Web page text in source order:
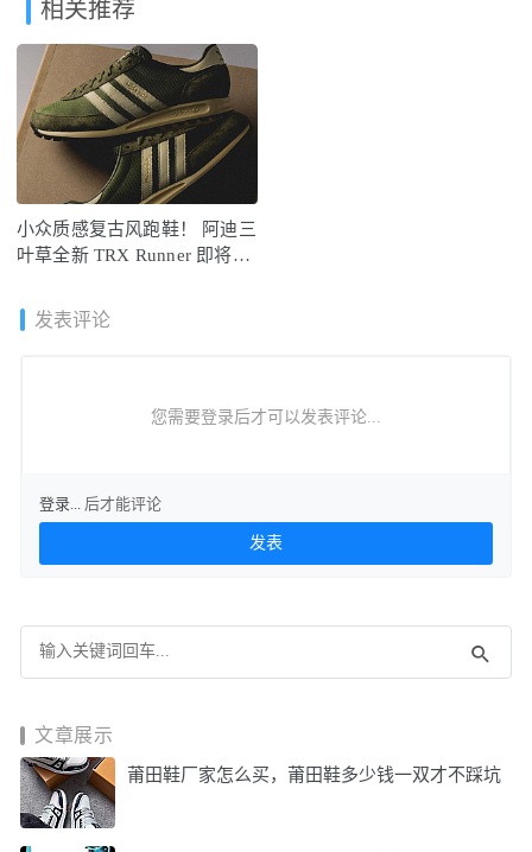
相关推荐
小众质感复古风跑鞋！ 阿迪三
叶草全新 TRX Runner 即将发
发表评论
您需要登录后才可以发表评论...
登录... 后才能评论
文章展示
莆田鞋厂家怎么买，莆田鞋多少钱一双才不踩坑